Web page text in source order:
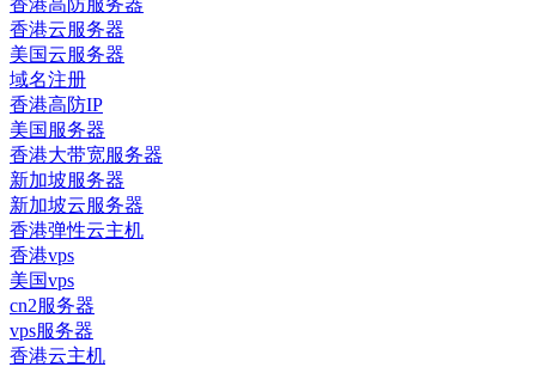
香港高防服务器
香港云服务器
美国云服务器
域名注册
香港高防IP
美国服务器
香港大带宽服务器
新加坡服务器
新加坡云服务器
香港弹性云主机
香港vps
美国vps
cn2服务器
vps服务器
香港云主机